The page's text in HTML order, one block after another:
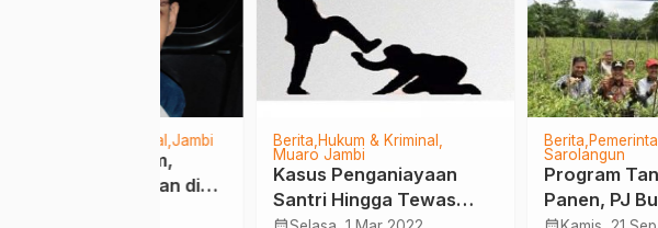
Berita
Hukum & Kriminal
Kasus Penganiayaan
Santri Hingga Tewas
Pemerintahan
Program Tanam Cepat
Panen, PJ Bupati Panen